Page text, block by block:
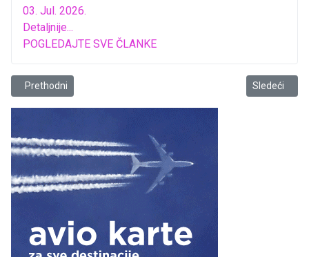
03. Jul. 2026.
Detaljnije...
POGLEDAJTE SVE ČLANKE
Prethodni članak: Barski ljetopis: Odigrana predstava „Koza ili ko je
Prethodni Sledeći
Sledeći